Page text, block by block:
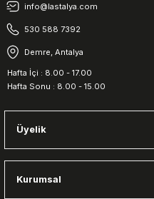
info@lastalya.com
530 588 7392
Demre, Antalya
Hafta İçi : 8.00 - 17.00
Hafta Sonu : 8.00 - 15.00
Üyelik
Kurumsal